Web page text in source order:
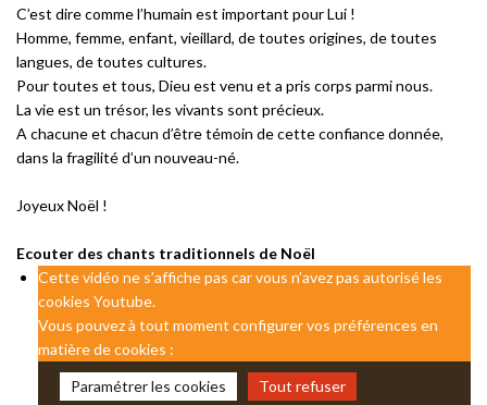
C’est dire comme l’humain est important pour Lui !
Homme, femme, enfant, vieillard, de toutes origines, de toutes
langues, de toutes cultures.
Pour toutes et tous, Dieu est venu et a pris corps parmi nous.
La vie est un trésor, les vivants sont précieux.
A chacune et chacun d’être témoin de cette confiance donnée,
dans la fragilité d’un nouveau-né.
Joyeux Noël !
Ecouter des chants traditionnels de Noël
Cette vidéo ne s’affiche pas car vous n’avez pas autorisé les
cookies Youtube.
Vous pouvez à tout moment configurer vos préférences en
matière de cookies :
Paramétrer les cookies
Tout refuser